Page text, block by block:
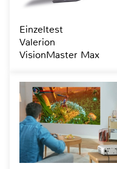
Einzeltest
Valerion
VisionMaster Max